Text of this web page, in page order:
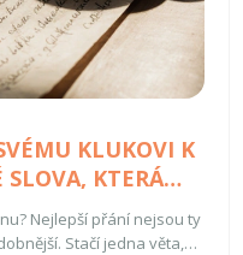
KLUKOVI K
KTERÁ
PAMĚTI
Nejlepší přání nejsou ty
Stačí jedna věta,